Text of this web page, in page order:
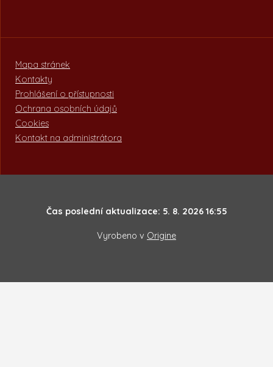
Mapa stránek
Kontakty
Prohlášení o přístupnosti
Ochrana osobních údajů
Cookies
Kontakt na administrátora
Čas poslední aktualizace: 5. 8. 2026 16:55
Vyrobeno v Origine